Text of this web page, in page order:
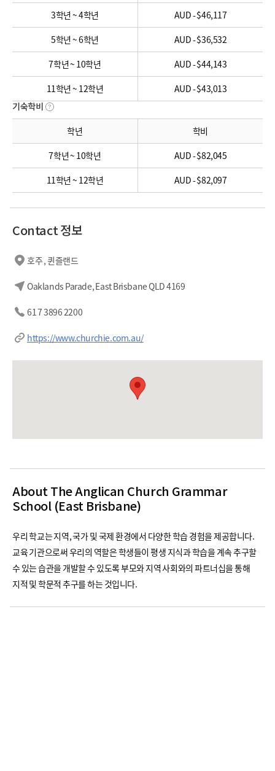
3학년 ~ 4학년
AUD - $46,117
5학년 ~ 6학년
AUD - $36,532
7학년 ~ 10학년
AUD - $44,143
11학년 ~ 12학년
AUD - $43,013
기숙학비
학년
학비
7학년 ~ 10학년
AUD - $82,045
11학년 ~ 12학년
AUD - $82,097
Contact 정보
호주 , 퀸즐랜드
Oaklands Parade, East Brisbane QLD 4169
61 7 3896 2200
https://www.churchie.com.au/
About The Anglican Church Grammar
School (East Brisbane)
우리 학교는 지역, 국가 및 국제 환경에서 다양한 학습 경험을 제공합니다.
교육 기관으로써 우리의 역할은 학생들이 평생 지식과 학습을 계속 추구할
수 있는 습관을 개발할 수 있도록 부모와 지역 사회와의 파트너십을 통해
지적 및 학문적 추구를 하는 것입니다.